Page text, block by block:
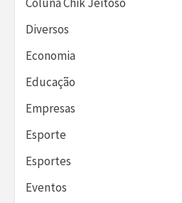
Diversos
Economia
Educação
Empresas
Esporte
Esportes
Eventos